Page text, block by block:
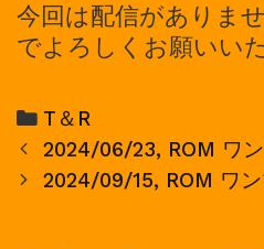
今回は配信がありま
でよろしくお願いい
Categories
T＆R
Post
navigation
2024/06/23, ROM ワ
2024/09/15, ROM ワ